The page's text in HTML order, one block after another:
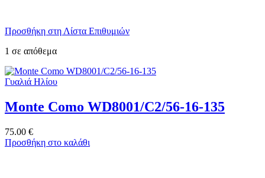
Προσθήκη στη Λίστα Επιθυμιών
1 σε απόθεμα
Γυαλιά Ηλίου
Monte Como WD8001/C2/56-16-135
75.00 €
Προσθήκη στο καλάθι